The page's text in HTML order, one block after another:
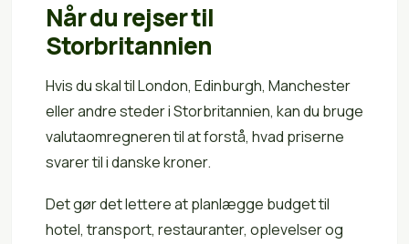
Når du rejser til
Storbritannien
Hvis du skal til London, Edinburgh, Manchester
eller andre steder i Storbritannien, kan du bruge
valutaomregneren til at forstå, hvad priserne
svarer til i danske kroner.
Det gør det lettere at planlægge budget til
hotel, transport, restauranter, oplevelser og